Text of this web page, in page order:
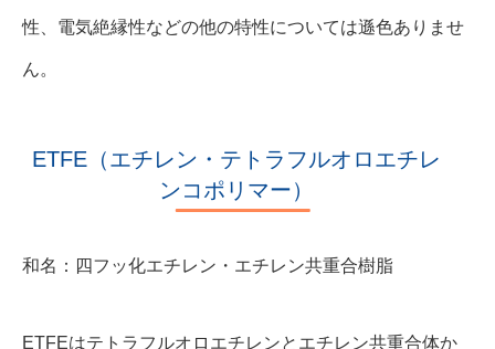
性、電気絶縁性などの他の特性については遜色ありませ
ん。
ETFE（エチレン・テトラフルオロエチレ
ンコポリマー）
和名：四フッ化エチレン・エチレン共重合樹脂
ETFEはテトラフルオロエチレンとエチレン共重合体か